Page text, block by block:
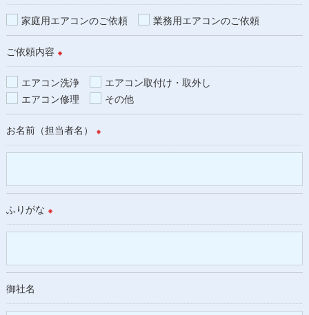
家庭用エアコンのご依頼 業務用エアコンのご依頼
ご依頼内容 ※
エアコン洗浄
エアコン取付け・取外し
エアコン修理
その他
お名前（担当者名） ※
ふりがな ※
御社名